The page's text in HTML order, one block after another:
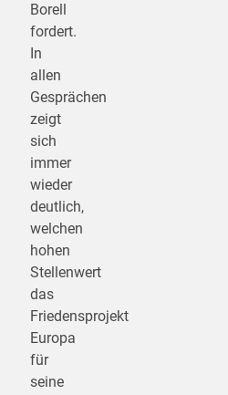
Borell
fordert.
In
allen
Gesprächen
zeigt
sich
immer
wieder
deutlich,
welchen
hohen
Stellenwert
das
Friedensprojekt
Europa
für
seine